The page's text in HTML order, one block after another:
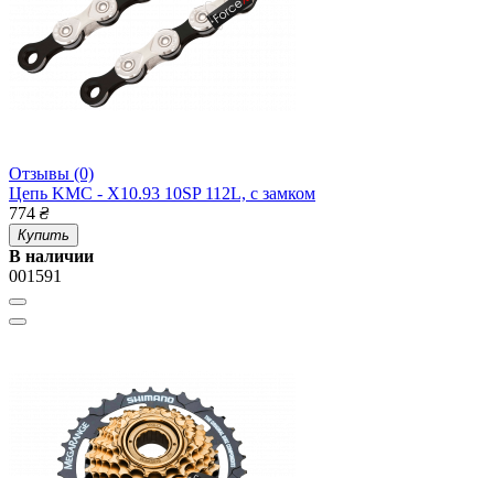
Отзывы (0)
Цепь KMC - X10.93 10SP 112L, с замком
774 ₴
Купить
В наличии
001591